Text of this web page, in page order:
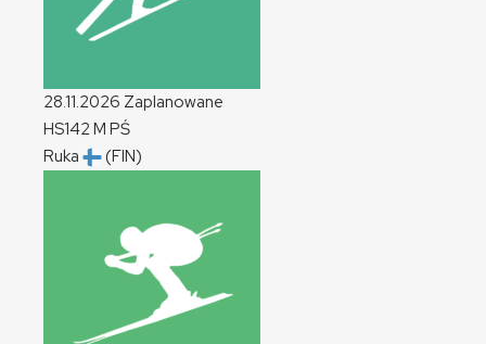
28.11.2026 Zaplanowane
HS142M PŚ
Ruka
(FIN)